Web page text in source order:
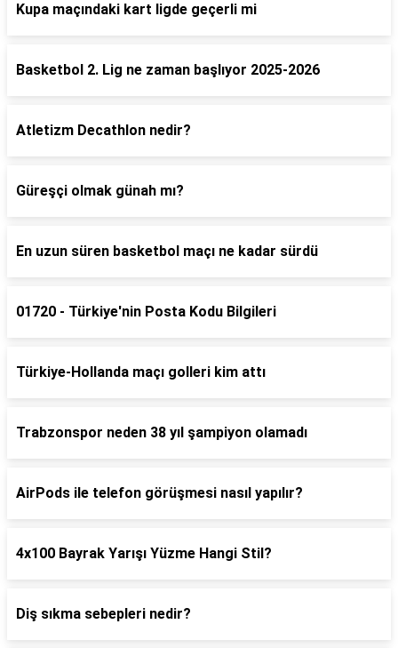
Kupa maçındaki kart ligde geçerli mi
Basketbol 2. Lig ne zaman başlıyor 2025-2026
Atletizm Decathlon nedir?
Güreşçi olmak günah mı?
En uzun süren basketbol maçı ne kadar sürdü
01720 - Türkiye'nin Posta Kodu Bilgileri
Türkiye-Hollanda maçı golleri kim attı
Trabzonspor neden 38 yıl şampiyon olamadı
AirPods ile telefon görüşmesi nasıl yapılır?
4x100 Bayrak Yarışı Yüzme Hangi Stil?
Diş sıkma sebepleri nedir?